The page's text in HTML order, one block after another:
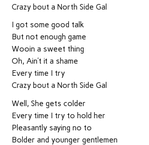
Crazy bout a North Side Gal
I got some good talk
But not enough game
Wooin a sweet thing
Oh, Ain’t it a shame
Every time I try
Crazy bout a North Side Gal
Well, She gets colder
Every time I try to hold her
Pleasantly saying no to
Bolder and younger gentlemen